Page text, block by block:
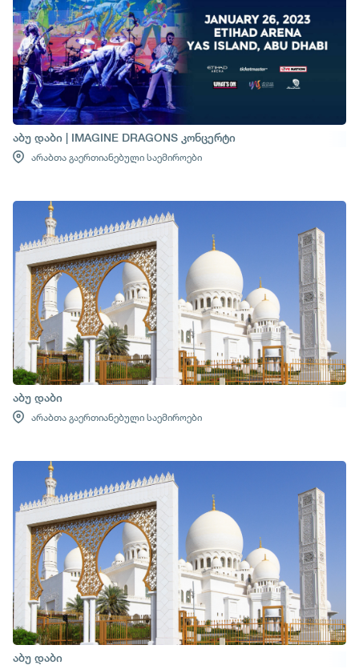
აბუ დაბი | IMAGINE DRAGONS კონცერტი
არაბთა გაერთიანებული საემიროები
აბუ დაბი
არაბთა გაერთიანებული საემიროები
აბუ დაბი